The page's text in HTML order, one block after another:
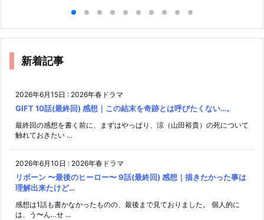
新着記事
2026年6月15日 : 2026年春ドラマ
GIFT 10話(最終回) 感想｜この結末を奇跡とは呼びたくない…。
最終回の感想を書く前に、まずはやっぱり、涼（山田裕貴）の死について
触れておきたい ...
2026年6月10日 : 2026年春ドラマ
リボーン 〜最後のヒーロー〜 9話(最終回) 感想｜描きたかった事は
理解出来たけど…
感想は1話も書かなかったものの、最後まで見ておりました。 個人的に
は、う〜ん…せ ...